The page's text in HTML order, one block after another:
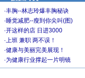
·丰胸--林志玲爆丰胸秘诀
·睡觉减肥--瘦到你尖叫(图)
·开这样的店 日进3000
·上班 兼职 两不误！
·健康与美丽完美展现！
·为健康行业撑起一片明镜